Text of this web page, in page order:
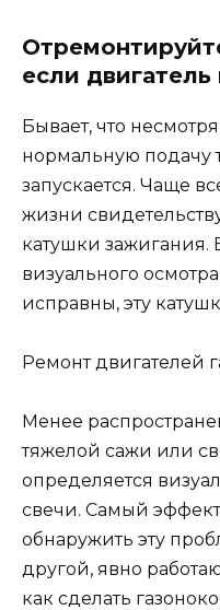
если двигатель
Бывает, что
нормальную подачу
запускается. Чаще
жизни
катушки зажигания.
визуального
исправны, эту
Ремонт двигателей
Менее
тяжелой сажи или
определяется
свечи. Самый
обнаружить эту
другой, явно
как сделать